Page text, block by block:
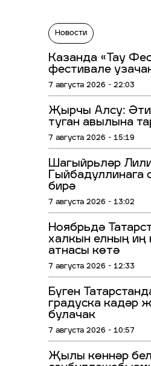
Новости
Казанда «Тау
фестивале
7 августа 2026 - 22:03
Җырчы Алсу:
туган авылына
7 августа 2026 - 15:19
Шагыйрьләр
Гыйбадуллинага
бирә
7 августа 2026 - 13:02
Ноябрьдә
халкын елның иң
атнасы көтә
7 августа 2026 - 12:33
Бүген
градуска кадәр
булачак
7 августа 2026 - 10:57
Җылы көннәр